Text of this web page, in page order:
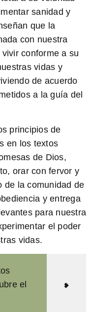
sanidad y
que la
con nuestra
conforme a su
vidas y
de acuerdo
a la guía del
principios de
en los textos
de Dios,
orar con fervor y
de la comunidad de
y entrega
para nuestra
el poder
vidas.
el